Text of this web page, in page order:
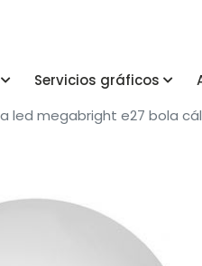
Servicios gráficos
led megabright e27 bola